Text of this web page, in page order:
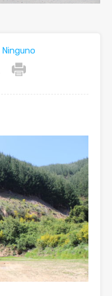
Ninguno